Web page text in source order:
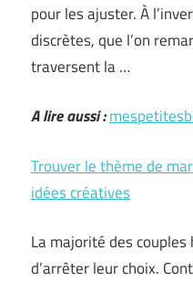
pour les ajuster. À
discrètes, que l’on
traversent la …
A lire aussi :
Trouver le thème de
idées créatives
La majorité des
d’arrêter leur choix.